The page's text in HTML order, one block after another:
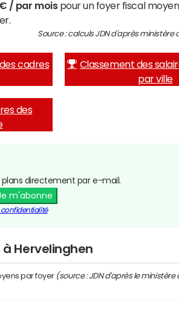
€ / par moispour un foyer fiscal
Source : calculs JDN d'après ministère
cadres
Classement des
par ville
des
plans directement par e-mail.
m'abonne
confidentialité
à Hervelinghen
par foyer (source : JDN d'après le ministère